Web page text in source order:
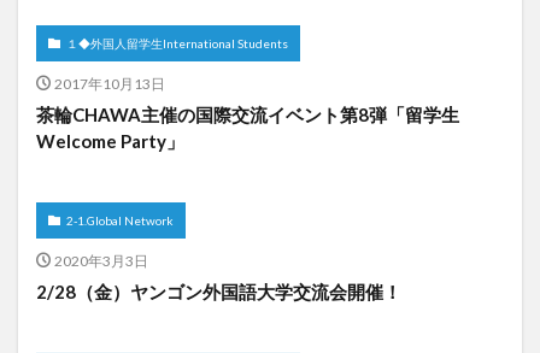
１◆外国人留学生International Students
2017年10月13日
茶輪CHAWA主催の国際交流イベント第8弾「留学生
Welcome Party」
2-1.Global Network
2020年3月3日
2/28（金）ヤンゴン外国語大学交流会開催！